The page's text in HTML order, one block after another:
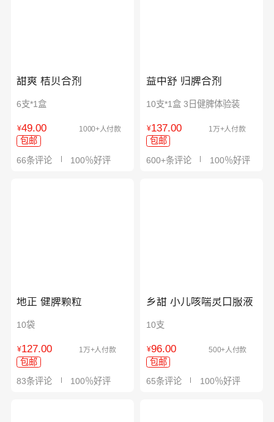
甜爽 桔贝合剂
6支*1盒
¥49.00 1000+人付款
包邮
66条评论
100％好评
益中舒 归脾合剂
10支*1盒 3日健脾体验装
¥137.00 1万+人付款
包邮
600+条评论
100％好评
地正 健脾颗粒
10袋
¥127.00 1万+人付款
包邮
83条评论
100％好评
乡甜 小儿咳喘灵口服液
10支
¥96.00 500+人付款
包邮
65条评论
100％好评